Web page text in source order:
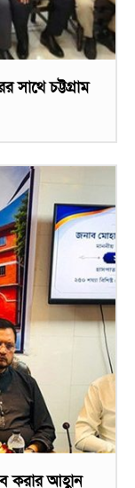
সাথে চট্টগ্রাম
করার আহ্বান